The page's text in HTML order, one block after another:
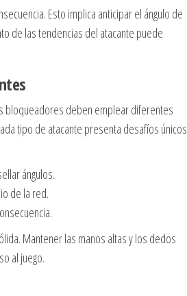
Esto implica anticipar el ángulo de
de las tendencias del atacante puede
bloqueadores deben emplear diferentes
tipo de atacante presenta desafíos únicos
ángulos.
de la red.
Mantener las manos altas y los dedos
al juego.